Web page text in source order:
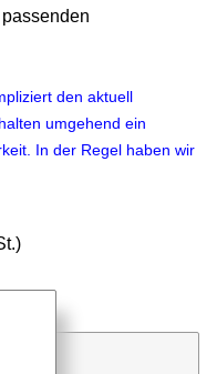
den aktuell
umgehend ein
In der Regel haben wir